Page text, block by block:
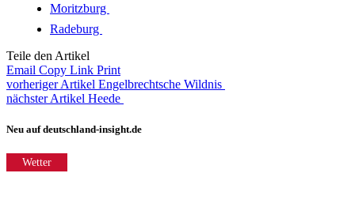
Moritzburg
Radeburg
Teile den Artikel
Email Copy Link Print
vorheriger Artikel Engelbrechtsche Wildnis
nächster Artikel Heede
Neu auf deutschland-insight.de
Wetter